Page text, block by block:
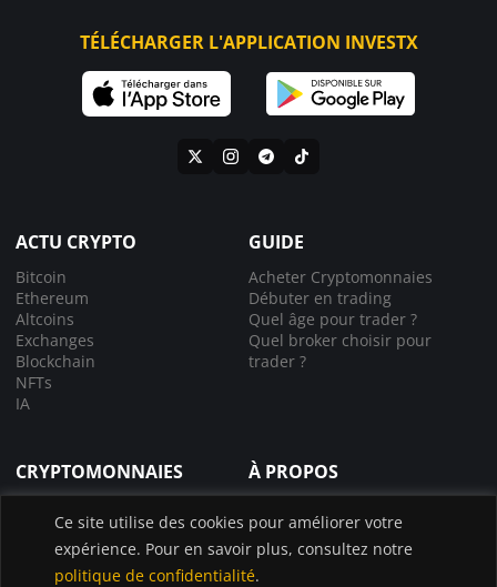
Ce site utilise des cookies pour améliorer votre
expérience. Pour en savoir plus, consultez notre
politique de confidentialité.
TÉLÉCHARGER L'APPLICATION INVESTX
ACTU CRYPTO
Bitcoin
Ethereum
Altcoins
Exchanges
Blockchain
NFTs
IA
GUIDE
Acheter Cryptomonnaies
Débuter en trading
Quel âge pour trader ?
Quel broker choisir pour
trader ?
CRYPTOMONNAIES
Lexique crypto
Choisir le bon exchange
Canal liquidations crypto
À PROPOS
Nous contacter
Application InvestX